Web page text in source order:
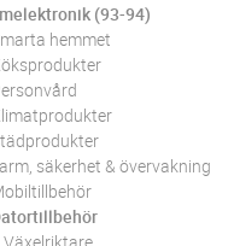
(93-94)
hemmet
säkerhet & övervakning